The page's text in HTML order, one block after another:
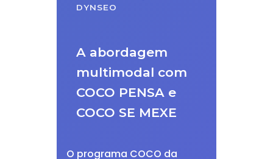
DYNSEO
A abordagem
multimodal com
COCO PENSA e
COCO SE MEXE
O programa COCO da